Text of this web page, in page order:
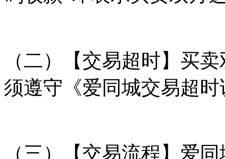
（二）【交易超时】买
须遵守《爱同城交易超
（三）【交易流程】爱